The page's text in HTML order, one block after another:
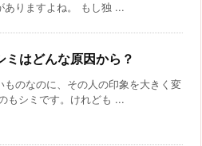
ありますよね。 もし独 ...
ミはどんな原因から？
ものなのに、その人の印象を大きく変
もシミです。けれども ...